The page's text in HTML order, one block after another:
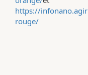
https://
rouge/